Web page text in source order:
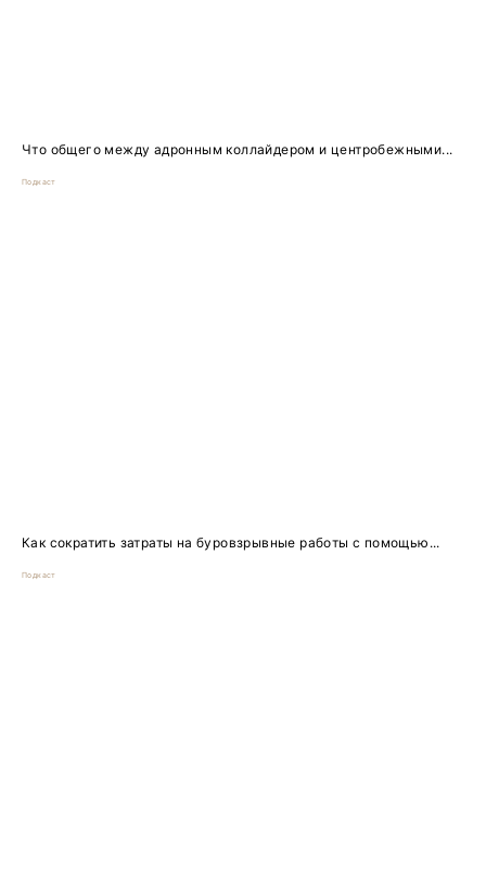
Что общего между адронным коллайдером и центробежными...
Подкаст
Как сократить затраты на буровзрывные работы с помощью...
Подкаст